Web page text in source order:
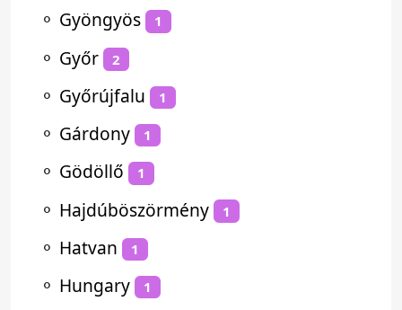
⚬ Gyöngyös 1
⚬ Győr 2
⚬ Győrújfalu 1
⚬ Gárdony 1
⚬ Gödöllő 1
⚬ Hajdúböszörmény 1
⚬ Hatvan 1
⚬ Hungary 1